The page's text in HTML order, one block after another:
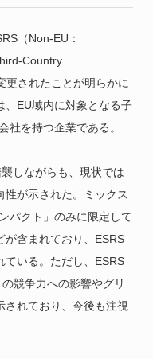
（Non-EU：
Country
更されたことが明らかに
、EU域内に対象となる子
社を持つ企業である。
しながらも、現状では
が示された。ミックス
パクト」のみに限定して
が含まれており、ESRS
ている。ただし、ESRS
競争力への影響やグリ
されており、今後も注視